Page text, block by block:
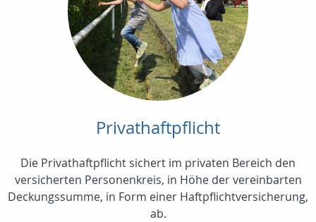
Privathaftpflicht
Die Privathaftpflicht sichert im privaten Bereich den
versicherten Personenkreis, in Höhe der vereinbarten
Deckungssumme, in Form einer Haftpflichtversicherung,
ab.